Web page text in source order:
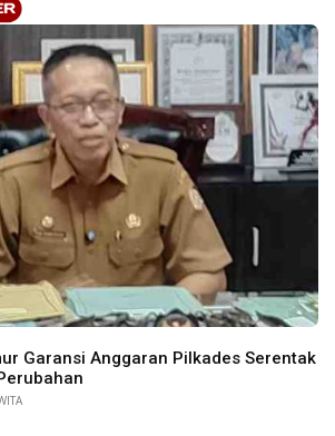
Garansi Anggaran Pilkades Serentak